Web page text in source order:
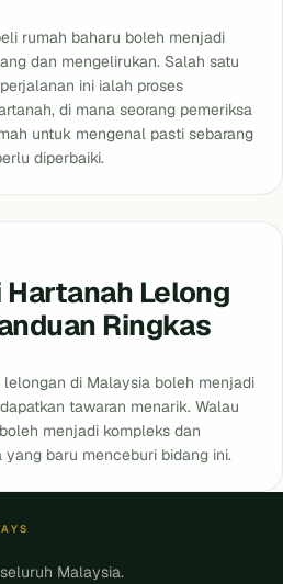
rumah baharu boleh menjadi
dan mengelirukan. Salah satu
ini ialah proses
di mana seorang pemeriksa
untuk mengenal pasti sebarang
diperbaiki.
Lelong
Ringkas
di Malaysia boleh menjadi
tawaran menarik. Walau
menjadi kompleks dan
yang baru menceburi bidang ini.
Malaysia.